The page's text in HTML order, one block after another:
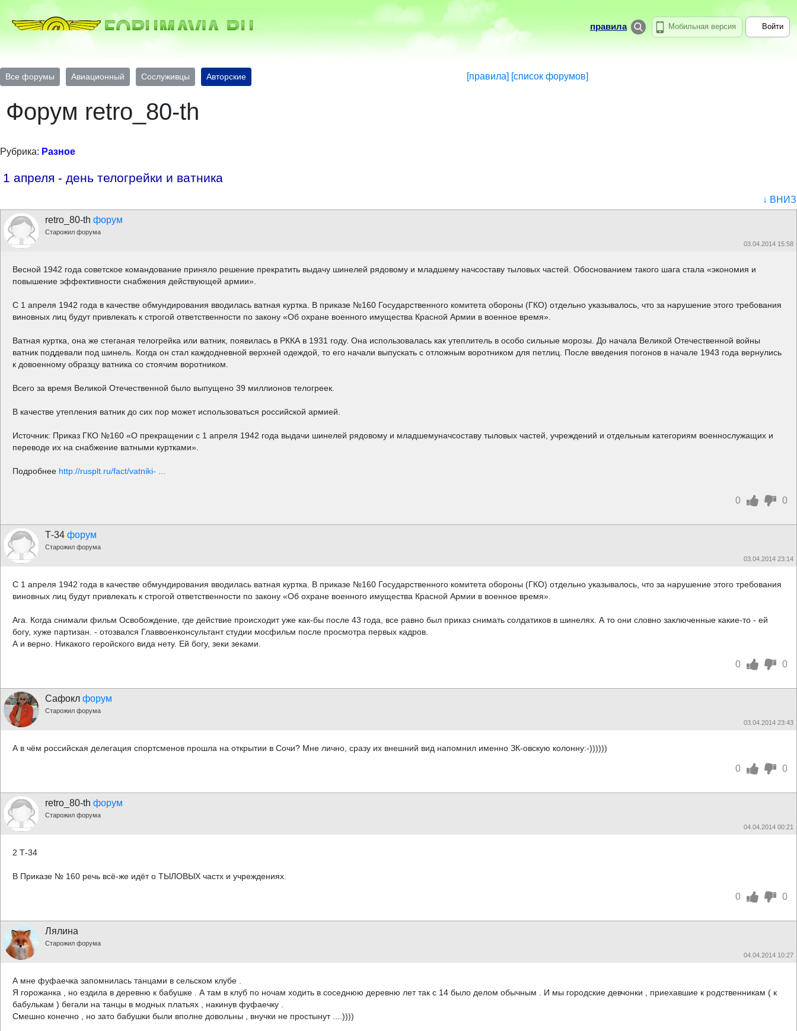
Мобильная версия
правила Войти
Все форумы Авиационный Сослуживцы Авторские [правила] [список форумов]
Форум retro_80-th
Рубрика: Разное
1 апреля - день телогрейки и ватника
↓ ВНИЗ
retro_80-th форум
Старожил форума
03.04.2014 15:58
Весной 1942 года советское командование приняло решение прекратить выдачу шинелей рядовому и младшему начсоставу тыловых частей. Обоснованием такого шага стала «экономия и
повышение эффективности снабжения действующей армии».
С 1 апреля 1942 года в качестве обмундирования вводилась ватная куртка. В приказе №160 Государственного комитета обороны (ГКО) отдельно указывалось, что за нарушение этого требования
виновных лиц будут привлекать к строгой ответственности по закону «Об охране военного имущества Красной Армии в военное время».
Ватная куртка, она же стеганая телогрейка или ватник, появилась в РККА в 1931 году. Она использовалась как утеплитель в особо сильные морозы. До начала Великой Отечественной войны
ватник поддевали под шинель. Когда он стал каждодневной верхней одеждой, то его начали выпускать с отложным воротником для петлиц. После введения погонов в начале 1943 года вернулись
к довоенному образцу ватника со стоячим воротником.
Всего за время Великой Отечественной было выпущено 39 миллионов телогреек.
В качестве утепления ватник до сих пор может использоваться российской армией.
Источник: Приказ ГКО №160 «О прекращении с 1 апреля 1942 года выдачи шинелей рядовому и младшемуначсоставу тыловых частей, учреждений и отдельным категориям военнослужащих и
переводе их на снабжение ватными куртками».
Подробнее http://rusplt.ru/fact/vatniki- ...
0 0
Т-34 форум
Старожил форума
03.04.2014 23:14
С 1 апреля 1942 года в качестве обмундирования вводилась ватная куртка. В приказе №160 Государственного комитета обороны (ГКО) отдельно указывалось, что за нарушение этого требования
виновных лиц будут привлекать к строгой ответственности по закону «Об охране военного имущества Красной Армии в военное время».
Ага. Когда снимали фильм Освобождение, где действие происходит уже как-бы после 43 года, все равно был приказ снимать солдатиков в шинелях. А то они словно заключенные какие-то - ей
богу, хуже партизан. - отозвался Главвоенконсультант студии мосфильм после просмотра первых кадров.
А и верно. Никакого геройского вида нету. Ей богу, зеки зеками.
0 0
Сафокл форум
Старожил форума
03.04.2014 23:43
А в чём российская делегация спортсменов прошла на открытии в Сочи? Мне лично, сразу их внешний вид напомнил именно ЗК-овскую колонну:-))))))
0 0
retro_80-th форум
Старожил форума
04.04.2014 00:21
2 Т-34
В Приказе № 160 речь всё-же идёт о ТЫЛОВЫХ частх и учреждениях.
0 0
Лялина
Старожил форума
04.04.2014 10:27
А мне фуфаечка запомнилась танцами в сельском клубе .
Я горожанка , но ездила в деревню к бабушке . А там в клуб по ночам ходить в соседнюю деревню лет так с 14 было делом обычным . И мы городские девчонки , приехавшие к родственникам ( к
бабулькам ) бегали на танцы в модных платьях , накинув фуфаечку .
Смешно конечно , но зато бабушки были вполне довольны , внучки не простынут ....))))